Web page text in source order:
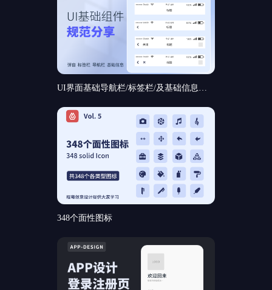
UI界面基础导航栏/标签栏/及基础信息和基础弹窗组件规范分享
348个面性图标